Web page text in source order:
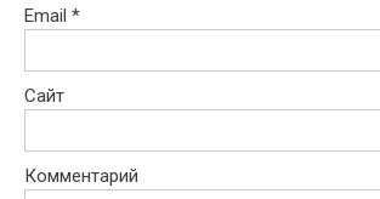
Email *
Сайт
Комментарий